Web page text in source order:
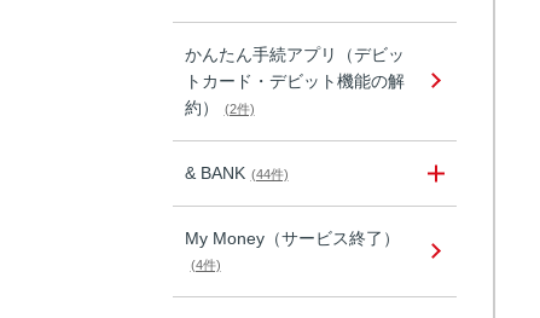
かんたん手続アプリ（デビッ
トカード・デビット機能の解
約）
(2件)
& BANK (44件)
My Money（サービス終了）
(4件)